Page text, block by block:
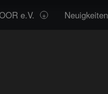
e.V. Neuigkeiten